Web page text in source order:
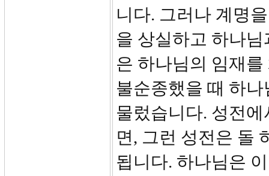
니다. 그러나 계명
을 상실하고 하나
은 하나님의 임재
불순종했을 때 하
물렀습니다. 성전
면, 그런 성전은 돌
됩니다. 하나님은